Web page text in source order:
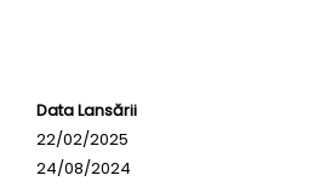
Data Lansării
22/02/2025
24/08/2024